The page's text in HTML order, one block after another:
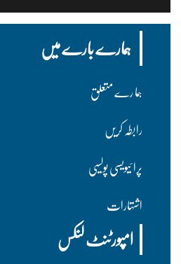
ہمارے بارے میں
ہما رے متعلق
رابطہ کریں
پرا ئیویسی پولسیی
اشتہارات
امپورٹنٹ لنکس